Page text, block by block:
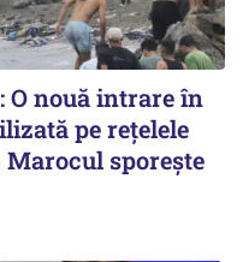
O nouă intrare în
pe rețelele
Marocul sporește